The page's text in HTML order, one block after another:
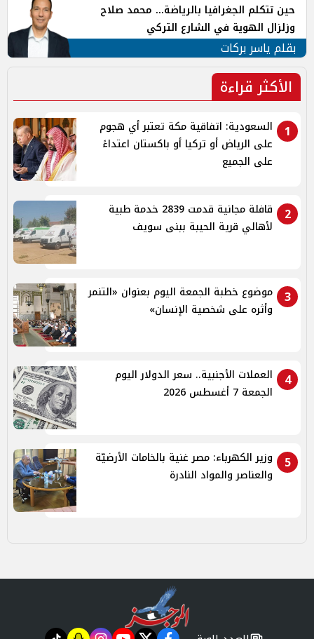
حين تتكلم الجغرافيا بالرياضة... محمد صلاح
وزلزال الهوية في الشارع التركي
بقلم ياسر بركات
الأكثر قراءة
1
السعودية: اتفاقية مكة تعتبر أي هجوم
على الرياض أو تركيا أو باكستان اعتداءً
على الجميع
2
قافلة مجانية قدمت 2839 خدمة طبية
لأهالي قرية الحيبة ببنى سويف
3
موضوع خطبة الجمعة اليوم بعنوان «التنمر
وأثره على شخصية الإنسان»
4
العملات الأجنبية.. سعر الدولار اليوم
الجمعة 7 أغسطس 2026
5
وزير الكهرباء: مصر غنية بالخامات الأرضيّة
والعناصر والمواد النادرة